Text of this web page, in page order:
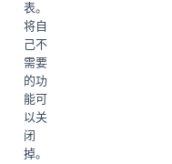
表。
将自
己不
需要
的功
能可
以关
闭
掉。